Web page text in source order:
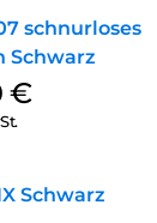
schnurloses
Schwarz
€
Schwarz